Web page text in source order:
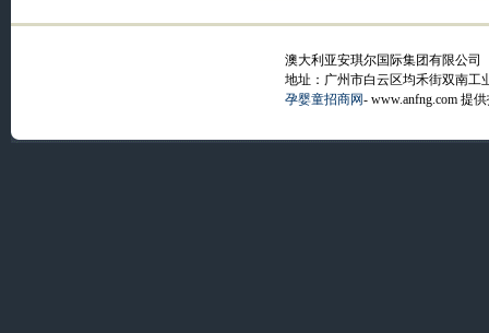
澳大利亚安琪尔国际集团有限公司
地址：广州市白云区均禾街双南工
孕婴童招商网- www.anfng.com 提